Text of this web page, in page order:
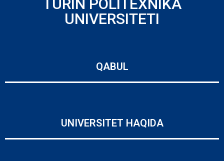
TURIN POLITEXNIKA
UNIVERSITETI
QABUL
UNIVERSITET HAQIDA